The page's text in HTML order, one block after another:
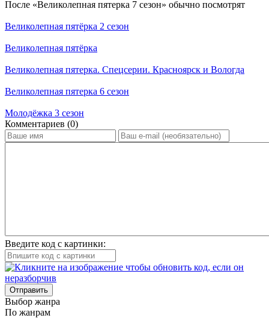
По­сле «Великолепная пятерка 7 сезон» обыч­но по­смот­рят
Великолепная пятёрка 2 сезон
Великолепная пятёрка
Великолепная пятерка. Спецсерии. Красноярск и Вологда
Великолепная пятерка 6 сезон
Молодёжка 3 сезон
Ком­мен­та­ри­ев (0)
Введите код с картинки:
Отправить
Вы­бор жан­ра
По жан­рам